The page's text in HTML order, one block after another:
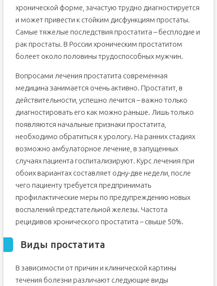
хронической форме, зачастую трудно диагностируется
и может привести к стойким дисфункциям простаты.
Самые тяжелые последствия простатита – бесплодие и
рак простаты. В России хроническим простатитом
болеет около половины трудоспособных мужчин.
Вопросами лечения простатита современная
медицина занимается очень активно. Простатит, в
действительности, успешно лечится – важно только
диагностировать его как можно раньше. Лишь только
появляются начальные признаки простатита,
необходимо обратиться к урологу. На ранних стадиях
возможно амбулаторное лечение, в запущенных
случаях пациента госпитализируют. Курс лечения при
обоих вариантах составляет одну-две недели, после
чего пациенту требуется предпринимать
профилактические меры по предупреждению новых
воспалений предстательной железы. Частота
рецидивов хронического простатита – свыше 50%.
Виды простатита
В зависимости от причин и клинической картины
течения болезни различают следующие виды